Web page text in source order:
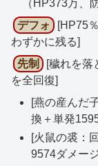
（HP373万、防
デフォ
[HP75
わずかに残る]
先制
[穢れを落
を全回復]
[燕の産んだ
換＋単発
[火鼠の裘：
9574ダメー